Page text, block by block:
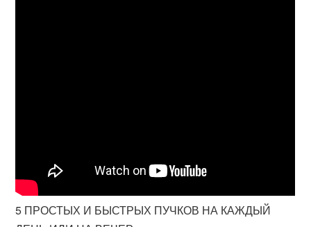
5 ПРОСТЫХ И БЫСТРЫХ ПУЧКОВ НА КАЖДЫЙ